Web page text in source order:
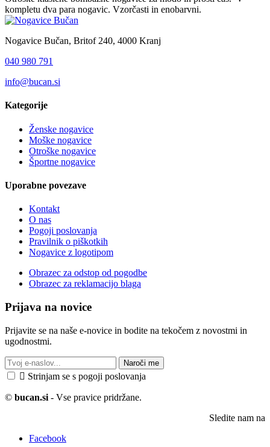
kompletu dva para nogavic. Vzorčasti in enobarvni.
Nogavice Bučan, Britof 240, 4000 Kranj
040 980 791
info@bucan.si
Kategorije
Ženske nogavice
Moške nogavice
Otroške nogavice
Športne nogavice
Uporabne povezave
Kontakt
O nas
Pogoji poslovanja
Pravilnik o piškotkih
Nogavice z logotipom
Obrazec za odstop od pogodbe
Obrazec za reklamacijo blaga
Prijava na novice
Prijavite se na naše e-novice in bodite na tekočem z novostmi in
ugodnostmi.
Naroči me
 Strinjam se s pogoji poslovanja
© bucan.si - Vse pravice pridržane.
Sledite nam na
Facebook